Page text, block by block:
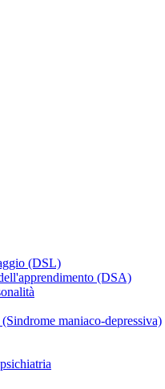
(DSL)
(DSA)
maniaco-depressiva)